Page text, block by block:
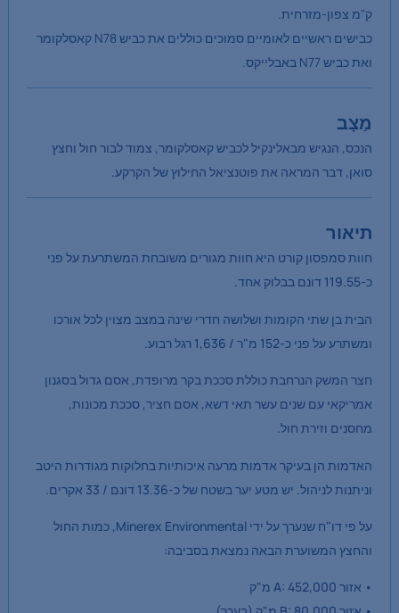
ק"מ צפון-מזרחית.
כבישים ראשיים לאומיים סמוכים כוללים את כביש N78 קאסלקומר
ואת כביש N77 באבלייקס.
מַצָב
הנכס, הנגיש מבאלינקיל לכביש קאסלקומר, צמוד לבור חול וחצץ
סואן, דבר המראה את פוטנציאל החילוץ של הקרקע.
תיאור
חוות סמפסון קורט היא חוות מגורים משובחת המשתרעת על פני
כ-119.55 דונם בבלוק אחד.
הבית בן שתי הקומות ושלושה חדרי שינה במצב מצוין לכל אורכו
ומשתרע על פני כ-152 מ"ר / 1,636 רגל רבוע.
חצר המשק הנרחבת כוללת סככת בקר מרופדת, אסם גדול בסגנון
אמריקאי עם שנים עשר תאי דשא, אסם חציר, סככת מכונות,
מחסנים וזירת חול.
האדמות הן בעיקר אדמות מרעה איכותיות בחלוקות מגודרות היטב
וניתנות לניהול. יש מטע יער בשטח של כ-13.36 דונם / 33 אקרים.
על פי דו"ח שנערך על ידי Minerex Environmental, כמות החול
והחצץ המשוערת הבאה נמצאת בסביבה:
• אזור A: 452,000 מ"ק